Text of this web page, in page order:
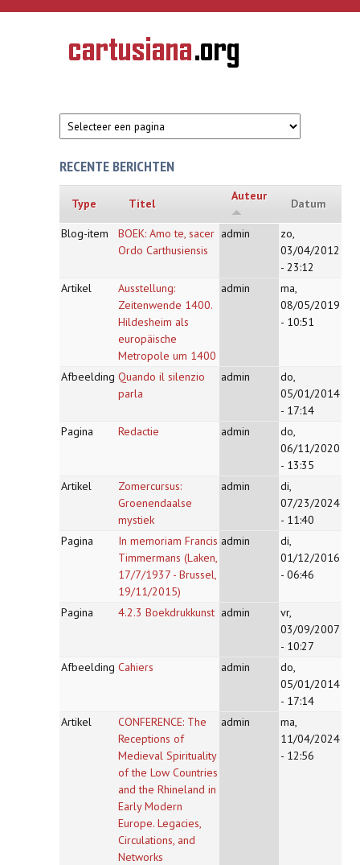
Overslaan en naar de inhoud gaan
CARTUSIANA
Geschiedenis
van de
RECENTE BERICHTEN
Type Titel
Auteur
Datum
Blog-item
BOEK: Amo te, sacer
Ordo Carthusiensis
admin
zo,
03/04/2012
- 23:12
Artikel
Ausstellung:
Zeitenwende 1400.
Hildesheim als
europäische
Metropole um 1400
admin
ma,
08/05/2019
- 10:51
Afbeelding Quando il silenzio
parla
admin
do,
05/01/2014
- 17:14
Pagina
Redactie admin
do,
06/11/2020
- 13:35
Artikel
Zomercursus:
Groenendaalse
mystiek
admin
di,
07/23/2024
- 11:40
Pagina
In memoriam Francis
Timmermans (Laken,
17/7/1937 - Brussel,
19/11/2015)
admin
di,
01/12/2016
- 06:46
Pagina 4.2.3 Boekdrukkunst admin
vr,
03/09/2007
- 10:27
Afbeelding Cahiers admin
do,
05/01/2014
- 17:14
Artikel
CONFERENCE: The
Receptions of
Medieval Spirituality
of the Low Countries
and the Rhineland in
Early Modern
Europe. Legacies,
Circulations, and
Networks
admin
ma,
11/04/2024
- 12:56